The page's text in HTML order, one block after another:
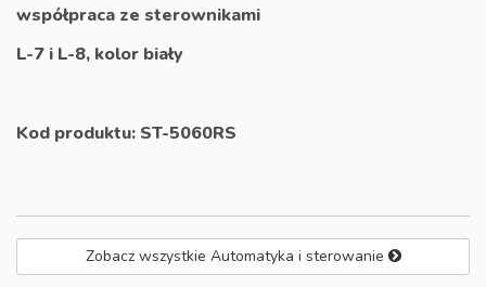
współpraca ze sterownikami
L-7 i L-8, kolor biały
Kod produktu: ST-5060RS
Zobacz wszystkie Automatyka i sterowanie